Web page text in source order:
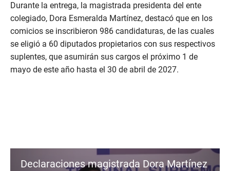
Durante la entrega, la magistrada presidenta del ente
colegiado, Dora Esmeralda Martínez, destacó que en los
comicios se inscribieron 986 candidaturas, de las cuales
se eligió a 60 diputados propietarios con sus respectivos
suplentes, que asumirán sus cargos el próximo 1 de
mayo de este año hasta el 30 de abril de 2027.
Declaraciones magistrada Dora Martínez